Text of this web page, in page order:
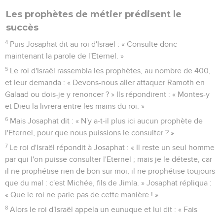
Les prophètes de métier prédisent le
succès
4 Puis Josaphat dit au roi d'Israël : « Consulte donc
maintenant la parole de l'Eternel. »
5 Le roi d'Israël rassembla les prophètes, au nombre de 400,
et leur demanda : « Devons-nous aller attaquer Ramoth en
Galaad ou dois-je y renoncer ? » Ils répondirent : « Montes-y
et Dieu la livrera entre les mains du roi. »
6 Mais Josaphat dit : « N'y a-t-il plus ici aucun prophète de
l'Eternel, pour que nous puissions le consulter ? »
7 Le roi d'Israël répondit à Josaphat : « Il reste un seul homme
par qui l'on puisse consulter l'Eternel ; mais je le déteste, car
il ne prophétise rien de bon sur moi, il ne prophétise toujours
que du mal : c'est Michée, fils de Jimla. » Josaphat répliqua :
« Que le roi ne parle pas de cette manière ! »
8 Alors le roi d'Israël appela un eunuque et lui dit : « Fais